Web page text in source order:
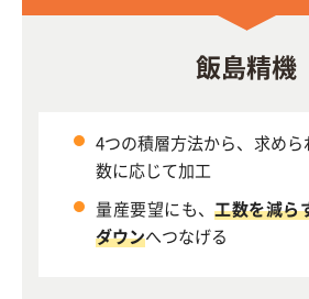
飯島精機
4つの積層方法から、求め
数に応じて加工
量産要望にも、工数を減ら
ダウンへつなげる